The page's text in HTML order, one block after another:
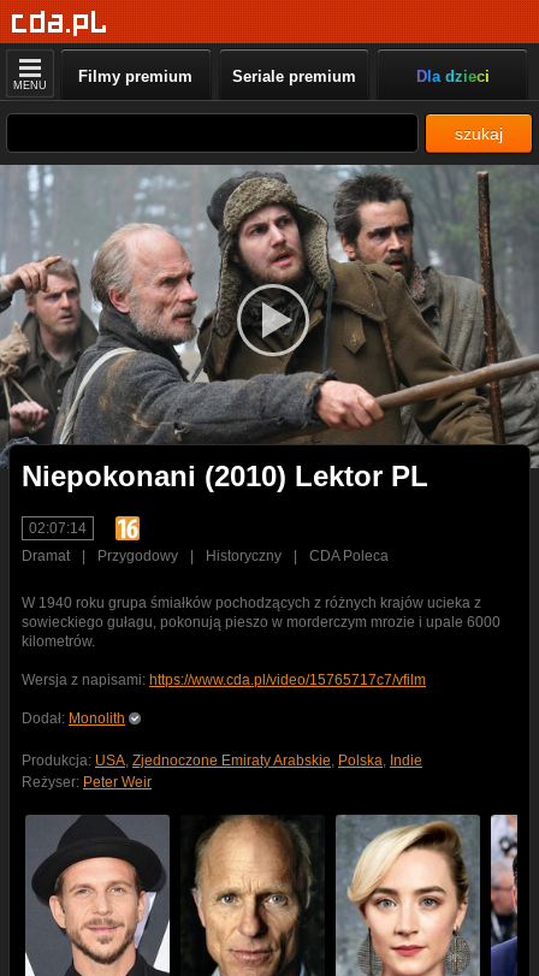
MENU Filmy premium Seriale premium Dla dzieci
szukaj
Niepokonani (2010) Lektor PL
02:07:14
Dramat
Przygodowy Historyczny CDA Poleca
W 1940 roku grupa śmiałków pochodzących z różnych krajów ucieka z
sowieckiego gułagu, pokonują pieszo w morderczym mrozie i upale 6000
kilometrów.
Wersja z napisami: https://www.cda.pl/video/15765717c7/vfilm
Dodał: Monolith
Produkcja: USA, Zjednoczone Emiraty Arabskie, Polska, Indie
Reżyser: Peter Weir